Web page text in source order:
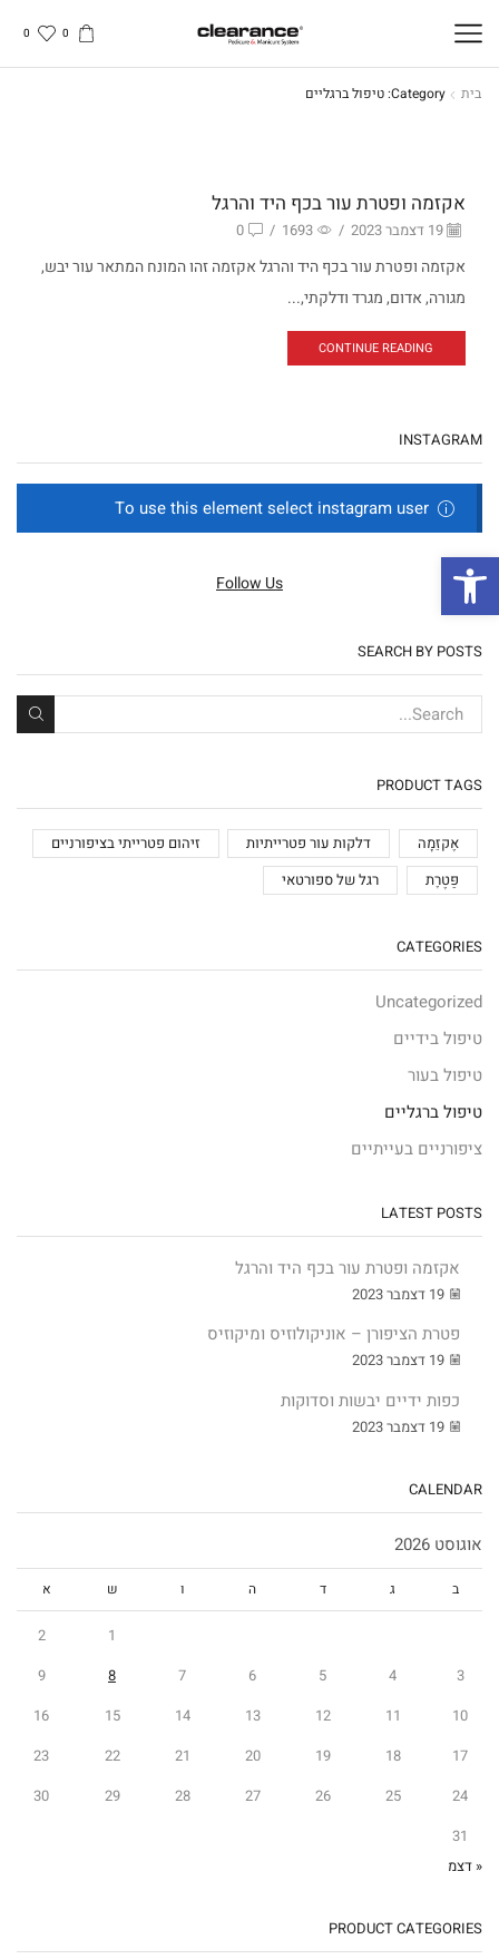
0
0
בית Category: טיפול ברגליים
טיפול בידיים
אקזמה ופטרת עור בכף היד והרגל
/
1693
/
0
אקזמה ופטרת עור בכף היד והרגל אקזמה זהו המונח המתאר עור יבש,
מגורה, אדום, מגרד ודלקתי,...
CONTINUE READING
INSTAGRAM
To use this element select instagram user
Follow Us
SEARCH BY POSTS
PRODUCT TAGS
אֶקזֵמָה דלקות עור פטרייתיות
זיהום פטרייתי בציפורניים
פַּטֶרֶת
רגל של ספורטאי
CATEGORIES
Uncategorized
טיפול בידיים
טיפול בעור
טיפול ברגליים
ציפורניים בעייתיים
LATEST POSTS
אקזמה ופטרת עור בכף היד והרגל
19 דצמבר 2023
פטרת הציפורן – אוניקולוזיס ומיקוזיס
19 דצמבר 2023
כפות ידיים יבשות וסדוקות
19 דצמבר 2023
CALENDAR
אוגוסט 2026
ב ג ד ה ו ש א
1
2
3
4
5
6
7
8
9
10
11
12
13
14
15
16
17
18
19
20
21
22
23
24
25
26
27
28
29
30
31
« דצמ
PRODUCT CATEGORIES
פתח סרגל נגישות